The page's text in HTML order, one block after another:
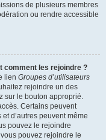
de plusieurs membres
ou rendre accessible
comment les rejoindre ?
lien Groupes d’utilisateurs
rejoindre un des
sur le bouton approprié.
Certains peuvent
d’autres peuvent même
pouvez le rejoindre
pouvez rejoindre le